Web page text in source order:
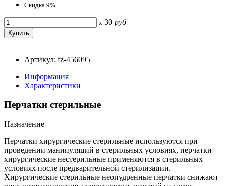
Скидка 9%
x 30 руб
Артикул: fz-456095
Информация
Характеристики
Перчатки стерильные
Назначение
Перчатки хирургические стерильные используются при
проведении манипуляций в стерильных условиях, перчатки
хирургические нестерильные применяются в стерильных
условиях после предварительной стерилизации.
Хирургические стерильные неопудренные перчатки снижают